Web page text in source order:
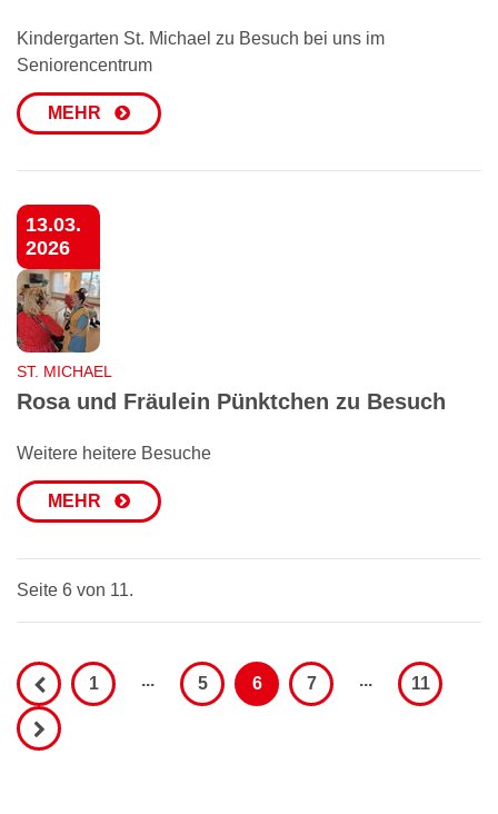
Kindergarten St. Michael zu Besuch bei uns im
Seniorencentrum
MEHR
13.03.
2026
ST. MICHAEL
Rosa und Fräulein Pünktchen zu Besuch
Weitere heitere Besuche
MEHR
Seite 6 von 11.
1 ... 5 6 7 ... 11